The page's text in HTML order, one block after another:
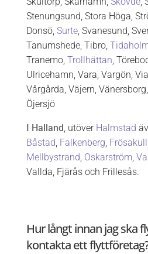
Stenungsund, Stora Höga,
Donsö, Surte, Svanesund,
Tanumshede, Tibro,
Tranemo, Trollhättan,
Ulricehamn, Vara, Vargön,
Vårgårda, Väjern,
Öjersjö
I Halland, utöver Halmstad
Båstad, Falkenberg, Frösakull
Mellbystrand, Oskarström,
Vallda, Fjärås och Frillesås.
Hur långt innan jag ska
kontakta ett